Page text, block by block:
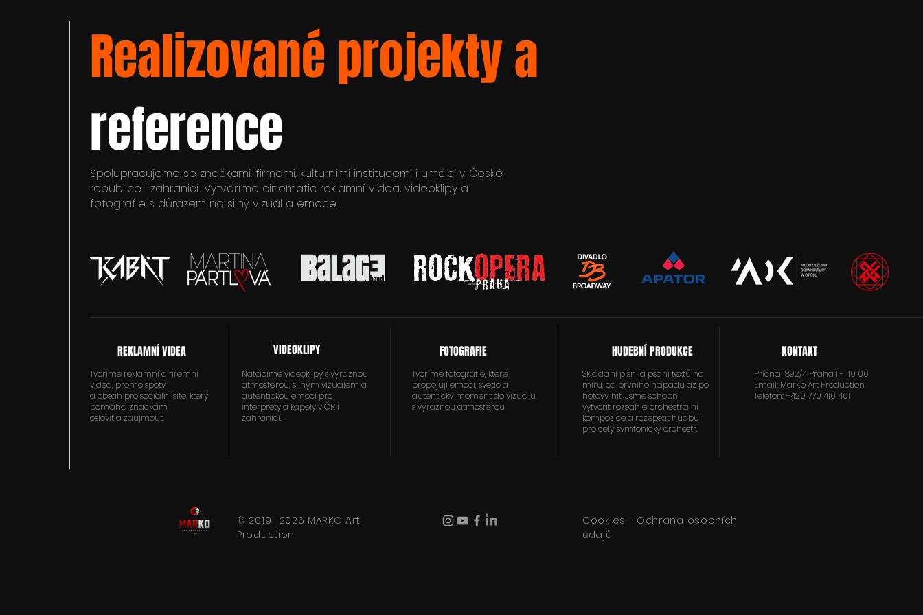
Realizované projekty a
reference
Spolupracujeme se značkami, firmami, kulturními institucemi i umělci v České
republice i zahraničí. Vytváříme cinematic reklamní videa, videoklipy a
fotografie s důrazem na silný vizuál a emoce.
REKLAMNÍ VIDEA
Tvoříme reklamní a firemní
videa, promo spoty
a obsah pro sociální sítě, který
pomáhá značkám
oslovit a zaujmout.
VIDEOKLIPY
Natáčíme videoklipy s výraznou
atmosférou, silným vizuálem a
autentickou emocí pro
interprety a kapely v ČR i
zahraničí.
FOTOGRAFIE
Tvoříme fotografie, které
propojují emoci, světlo a
autentický moment do vizuálu
s výraznou atmosférou.
HUDEBNÍ PRODUKCE
Skládání písní a psaní textů na
míru, od prvního nápadu až po
hotový hit. Jsme schopni
vytvořit rozsáhlé orchestrální
kompozice a rozepsat hudbu
pro celý symfonický orchestr.
KONTAKT
Příčná 1892/4 Praha 1 - 110 00
Email: MarKo Art Production
Telefon: +420 770 410 401
© 2019 -2026 MARKO Art
Production
Cookies - Ochrana osobních
údajů